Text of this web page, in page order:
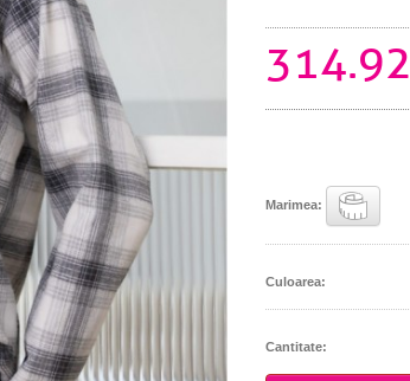
314.92
Marimea:
Culoarea:
Cantitate: